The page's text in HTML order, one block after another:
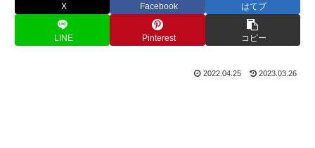
X Facebook はてブ
LINE Pinterest コピー
2022.04.25 2023.03.26